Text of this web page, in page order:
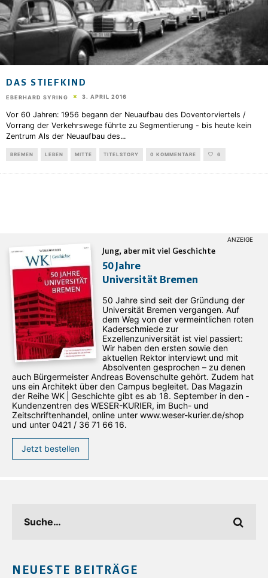
DAS STIEFKIND
EBERHARD SYRING 3. APRIL 2016
Vor 60 Jahren: 1956 begann der Neuaufbau des Doventorviertels /
Vorrang der Verkehrswege führte zu Segmentierung - bis heute kein
Zentrum Als der Neuaufbau des...
BREMEN LEBEN MITTE TITELSTORY 0 KOMMENTARE 6
Jung, aber mit viel Geschichte
50 Jahre
Universität Bremen
50 Jahre sind seit der Gründung der
Universität Bremen vergangen. Auf
dem Weg von der vermeintlichen roten
Kaderschmiede zur
Exzellenzuniversität ist viel passiert:
Wir haben den ersten sowie den
aktuellen Rektor interviewt und mit
Absolventen gesprochen – zu denen
auch Bürgermeister Andreas Bovenschulte gehört. Zudem hat
uns ein Architekt über den Campus begleitet. Das Magazin
der Reihe WK | Geschichte gibt es ab 18. September in den ­
Kundenzentren des WESER-­KURIER, im Buch- und
Zeitschriftenhandel, online unter www.weser-kurier.de/shop
und unter 0421 / 36 71 66 16.
Jetzt bestellen
NEUESTE BEITRÄGE